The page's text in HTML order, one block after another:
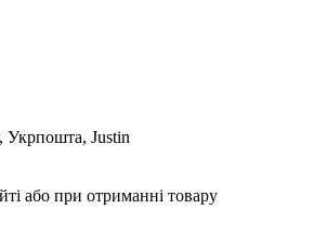
Укрпошта, Justin
або при отриманні товару